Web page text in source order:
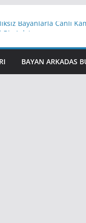
Bayanlarla Canlı
Suriyeli Bayanlar
arkadaş arıyorum
BAYAN ARKADAS